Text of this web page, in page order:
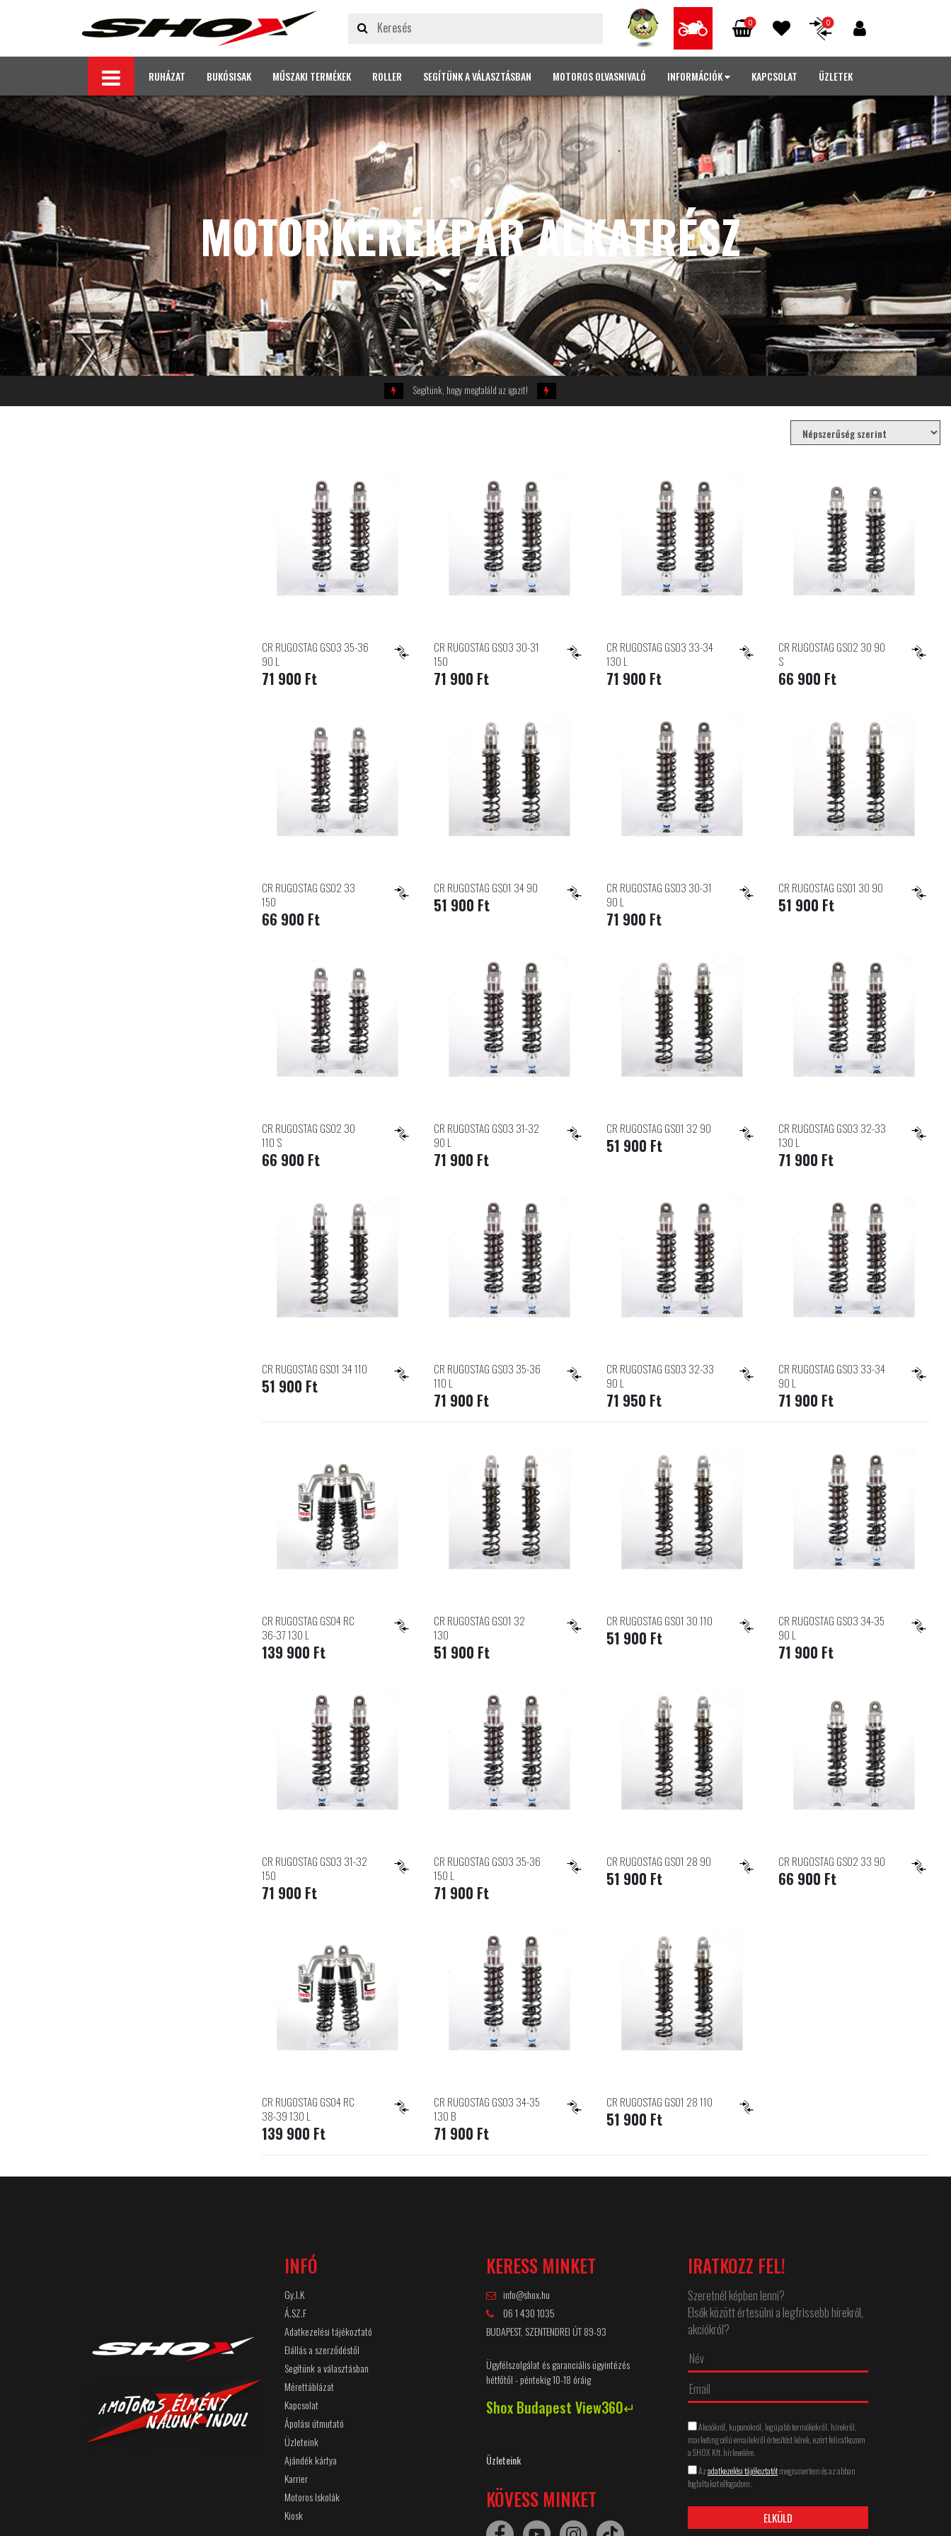
0 0
RUHÁZAT BUKÓSISAK MŰSZAKI TERMÉKEK ROLLER SEGÍTÜNK A VÁLASZTÁSBAN MOTOROS OLVASNIVALÓ INFORMÁCIÓK KAPCSOLAT ÜZLETEK
MOTORKERÉKPÁR ALKATRÉSZ
Segítünk, hogy megtaláld az igazit!
CR RUGOSTAG GS03 35-36
90 L
71 900 Ft
CR RUGOSTAG GS03 30-31
150
71 900 Ft
CR RUGOSTAG GS03 33-34
130 L
71 900 Ft
CR RUGOSTAG GS02 30 90
S
66 900 Ft
CR RUGOSTAG GS02 33
150
66 900 Ft
CR RUGOSTAG GS01 34 90
51 900 Ft
CR RUGOSTAG GS03 30-31
90 L
71 900 Ft
CR RUGOSTAG GS01 30 90
51 900 Ft
CR RUGOSTAG GS02 30
110 S
66 900 Ft
CR RUGOSTAG GS03 31-32
90 L
71 900 Ft
CR RUGOSTAG GS01 32 90
51 900 Ft
CR RUGOSTAG GS03 32-33
130 L
71 900 Ft
CR RUGOSTAG GS01 34 110
51 900 Ft
CR RUGOSTAG GS03 35-36
110 L
71 900 Ft
CR RUGOSTAG GS03 32-33
90 L
71 950 Ft
CR RUGOSTAG GS03 33-34
90 L
71 900 Ft
CR RUGOSTAG GS04 RC
36-37 130 L
139 900 Ft
CR RUGOSTAG GS01 32
130
51 900 Ft
CR RUGOSTAG GS01 30 110
51 900 Ft
CR RUGOSTAG GS03 34-35
90 L
71 900 Ft
CR RUGOSTAG GS03 31-32
150
71 900 Ft
CR RUGOSTAG GS03 35-36
150 L
71 900 Ft
CR RUGOSTAG GS01 28 90
51 900 Ft
CR RUGOSTAG GS02 33 90
66 900 Ft
CR RUGOSTAG GS04 RC
38-39 130 L
139 900 Ft
CR RUGOSTAG GS03 34-35
130 B
71 900 Ft
CR RUGOSTAG GS01 28 110
51 900 Ft
INFÓ
Gy.I.K
Á.SZ.F
Adatkezelési tájékoztató
Elállás a szerződéstől
Segítünk a választásban
Mérettáblázat
Kapcsolat
Ápolási útmutató
Üzleteink
Ajándék kártya
Karrier
Motoros Iskolák
Kiosk
KERESS MINKET
info@shox.hu
06 1 430 1035
BUDAPEST, SZENTENDREI ÚT 89-93
Ügyfélszolgálat és garanciális ügyintézés
hétfőtől - péntekig 10-18 óráig
Shox Budapest View360↵
Üzleteink
KÖVESS MINKET
IRATKOZZ FEL!
Szeretnél képben lenni?
Elsők között értesülni a legfrissebb hírekről,
akciókról?
Akciókról, kuponokról, legújabb termékekről, hírekről,
marketing célú emailekről értesítést kérek, ezért feliratkozom
a SHOX Kft. hírlevelére.
Azadatkezelési tájékoztatótmegismertem és az abban
foglaltakat elfogadom.